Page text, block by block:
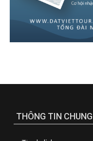
THÔNG TIN CHUNG